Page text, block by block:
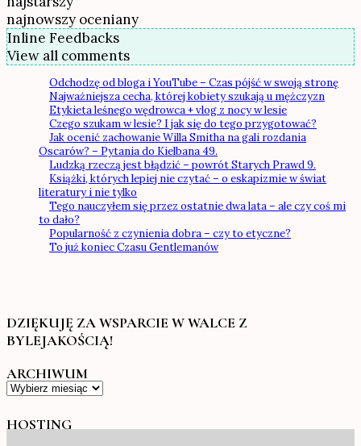
najnowszy oceniany
Inline Feedbacks
View all comments
Odchodzę od bloga i YouTube – Czas pójść w swoją stronę
Najważniejsza cecha, której kobiety szukają u mężczyzn
Etykieta leśnego wędrowca + vlog z nocy w lesie
Czego szukam w lesie? I jak się do tego przygotować?
Jak ocenić zachowanie Willa Smitha na gali rozdania
Oscarów? – Pytania do Kielbana 49.
Ludzką rzeczą jest błądzić – powrót Starych Prawd 9.
Książki, których lepiej nie czytać – o eskapizmie w świat
literatury i nie tylko
Tego nauczyłem się przez ostatnie dwa lata – ale czy coś mi
to dało?
Popularność z czynienia dobra – czy to etyczne?
To już koniec Czasu Gentlemanów
DZIĘKUJĘ ZA WSPARCIE W WALCE Z
BYLEJAKOŚCIĄ!
ARCHIWUM
Archiwum
HOSTING